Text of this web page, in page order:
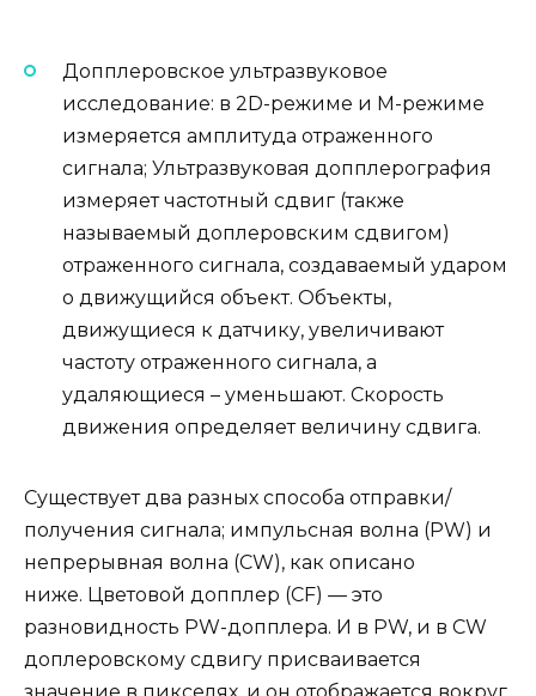
Допплеровское ультразвуковое
исследование: в 2D-режиме и М-режиме
измеряется амплитуда отраженного
сигнала; Ультразвуковая допплерография
измеряет частотный сдвиг (также
называемый доплеровским сдвигом)
отраженного сигнала, создаваемый ударом
о движущийся объект. Объекты,
движущиеся к датчику, увеличивают
частоту отраженного сигнала, а
удаляющиеся – уменьшают. Скорость
движения определяет величину сдвига.
Существует два разных способа отправки/
получения сигнала; импульсная волна (PW) и
непрерывная волна (CW), как описано
ниже. Цветовой допплер (CF) — это
разновидность PW-допплера. И в PW, и в CW
доплеровскому сдвигу присваивается
значение в пикселях, и он отображается вокруг